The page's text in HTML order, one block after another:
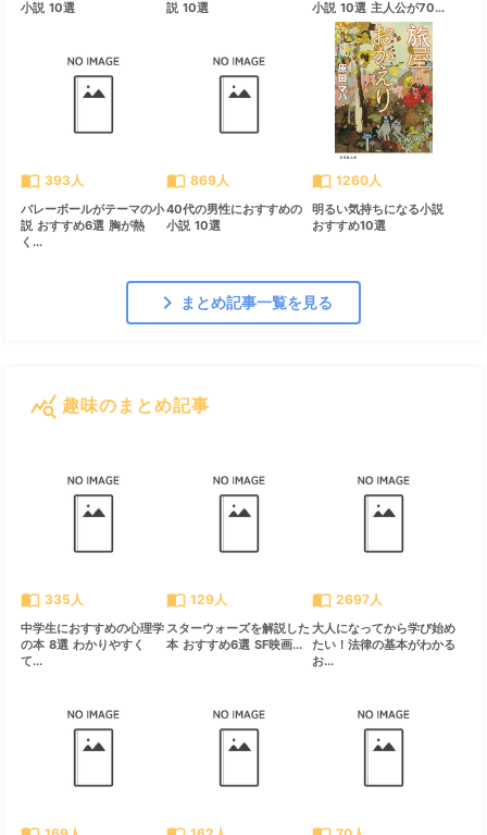
小説 10選 説 10選 小説 10選 主人公が70...
import_contacts 393人
バレーボールがテーマの小
説 おすすめ6選 胸が熱
く...
import_contacts 869人
40代の男性におすすめの
小説 10選
import_contacts 1260人
明るい気持ちになる小説
おすすめ10選
chevron_right まとめ記事一覧を見る
query_stats 趣味のまとめ記事
import_contacts 335人
中学生におすすめの心理学
の本 8選 わかりやすく
て...
import_contacts 129人
スターウォーズを解説した
本 おすすめ6選 SF映画...
import_contacts 2697人
大人になってから学び始め
たい！法律の基本がわかる
お...